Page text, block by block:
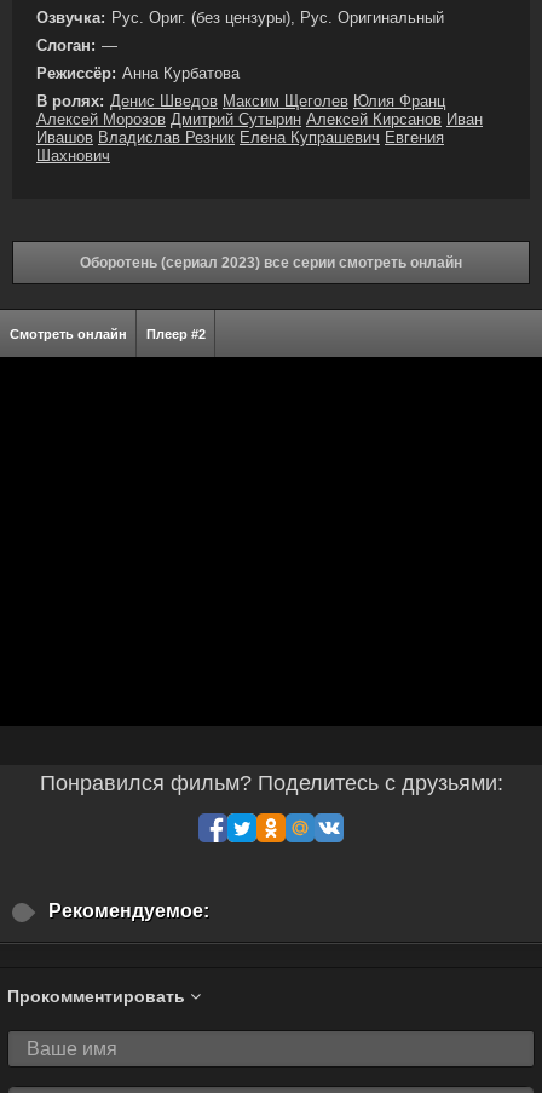
Озвучка: Рус. Ориг. (без цензуры), Рус. Оригинальный
Слоган: —
Режиссёр: Анна Курбатова
В ролях: Денис Шведов Максим Щеголев Юлия Франц
Алексей Морозов Дмитрий Сутырин Алексей Кирсанов Иван
Ивашов Владислав Резник Елена Купрашевич Евгения
Шахнович
Оборотень (сериал 2023) все серии смотреть онлайн
Смотреть онлайн Плеер #2
Понравился фильм? Поделитесь с друзьями:
Рекомендуемое:
Прокомментировать